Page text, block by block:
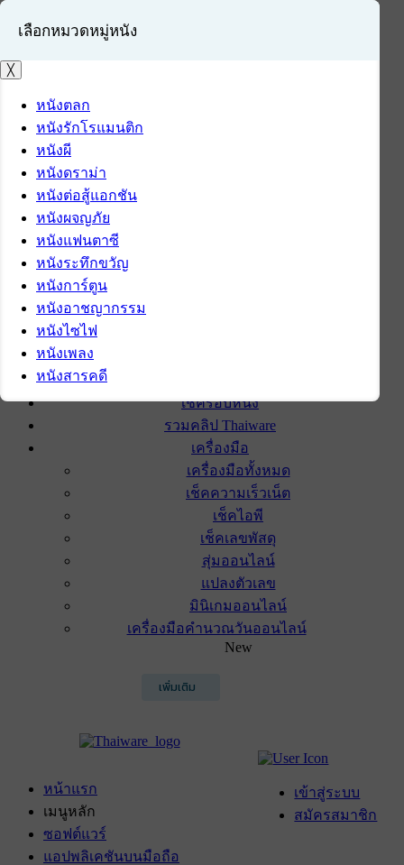
เข้าสู่ระบบ
สมัครสมาชิก
เช็ครอบหนัง
รวมคลิป Thaiware
เครื่องมือ
เครื่องมือทั้งหมด
เช็คความเร็วเน็ต
เช็คไอพี
เช็คเลขพัสดุ
สุ่มออนไลน์
แปลงตัวเลข
มินิเกมออนไลน์
เครื่องมือคำนวณวันออนไลน์
New
เพิ่มเติม
เข้าสู่ระบบ
สมัครสมาชิก
หน้าแรก
เมนูหลัก
ซอฟต์แวร์
แอปพลิเคชันบนมือถือ
เลือกหมวดหมู่หนัง
╳
หนังตลก
หนังรักโรแมนติก
หนังผี
หนังดราม่า
หนังต่อสู้แอกชัน
หนังผจญภัย
หนังแฟนตาซี
หนังระทึกขวัญ
หนังการ์ตูน
หนังอาชญากรรม
หนังไซไฟ
หนังเพลง
หนังสารคดี